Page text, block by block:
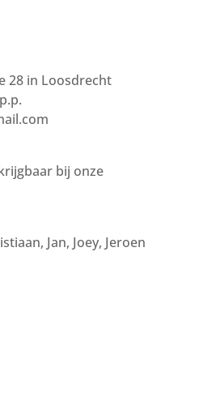
28 in Loosdrecht
bij onze
Jan, Joey, Jeroen